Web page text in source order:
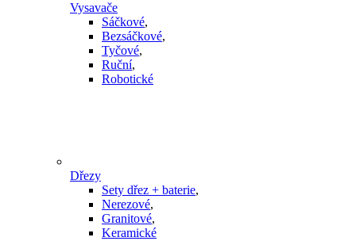
Vysavače
Sáčkové,
Bezsáčkové,
Tyčové,
Ruční,
Robotické
Dřezy
Sety dřez + baterie,
Nerezové,
Granitové,
Keramické